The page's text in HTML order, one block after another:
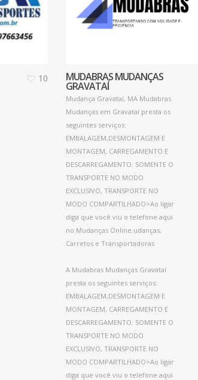
10 MUDABRAS MUDANÇAS
GRAVATAÍ
Mudança Gravataí, MA Mudabras
Mudanças em Gravataí presta os
seguintes serviços:
EMBALAGEM,DESMONTAGEM E
MONTAGEM, CARREGAMENTO E
DESCARREGAMENTO. SOMENTE O
TRANSPORTE NO MODO
EXCLUSIVO, TRANSPORTE NO
MODO COMPARTILHADO>Ao ligar
diga que você viu o telefone aqui
no Mudanças Online.udanças,
Carretos e Transportadoras
A Mudabras Mudanças Gravataí
presta os seguintes serviços:
EMBALAGEM,DESMONTAGEM E
MONTAGEM, CARREGAMENTO E
DESCARREGAMENTO. SOMENTE O
TRANSPORTE NO MODO
EXCLUSIVO, TRANSPORTE NO
MODO COMPARTILHADO>Ao ligar
diga que você viu o telefone aqui